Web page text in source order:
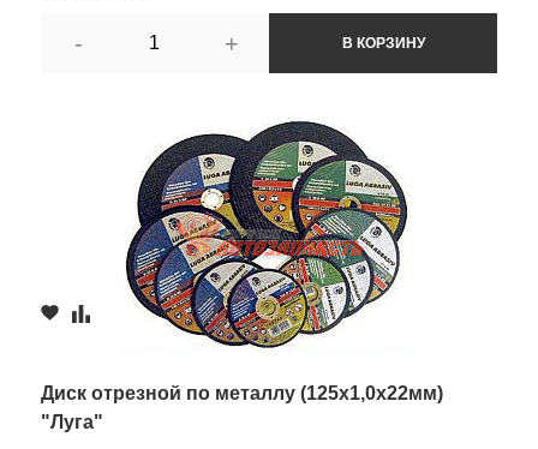
- + В КОРЗИНУ
Диск отрезной по металлу (125х1,0х22мм)
"Луга"